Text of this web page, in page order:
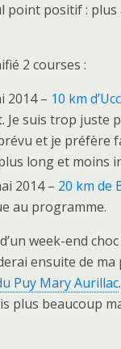
point positif :
2 courses :
2014 – 10 km
Je suis trop juste
et je préfère
long et moins
2014 – 20 km de
au programme.
week-end
ensuite de
Puy Mary Aurillac
plus beaucoup